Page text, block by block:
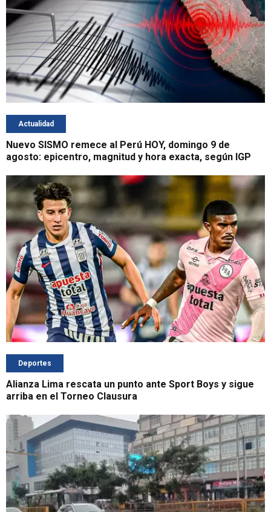
Actualidad
Nuevo SISMO remece al Perú HOY, domingo 9 de
agosto: epicentro, magnitud y hora exacta, según IGP
Deportes
Alianza Lima rescata un punto ante Sport Boys y sigue
arriba en el Torneo Clausura